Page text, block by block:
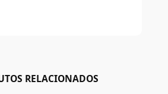
RELACIONADOS